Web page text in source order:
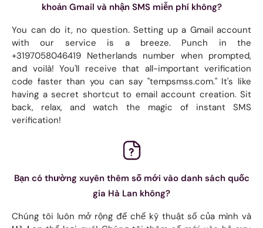
khoản Gmail và nhận SMS miễn phí không?
You can do it, no question. Setting up a Gmail account
with our service is a breeze. Punch in the
+3197058046419 Netherlands number when prompted,
and voilà! You'll receive that all-important verification
code faster than you can say "tempsmss.com." It's like
having a secret shortcut to email account creation. Sit
back, relax, and watch the magic of instant SMS
verification!
Bạn có thường xuyên thêm số mới vào danh sách quốc
gia Hà Lan không?
Chúng tôi luôn mở rộng đế chế kỹ thuật số của mình và